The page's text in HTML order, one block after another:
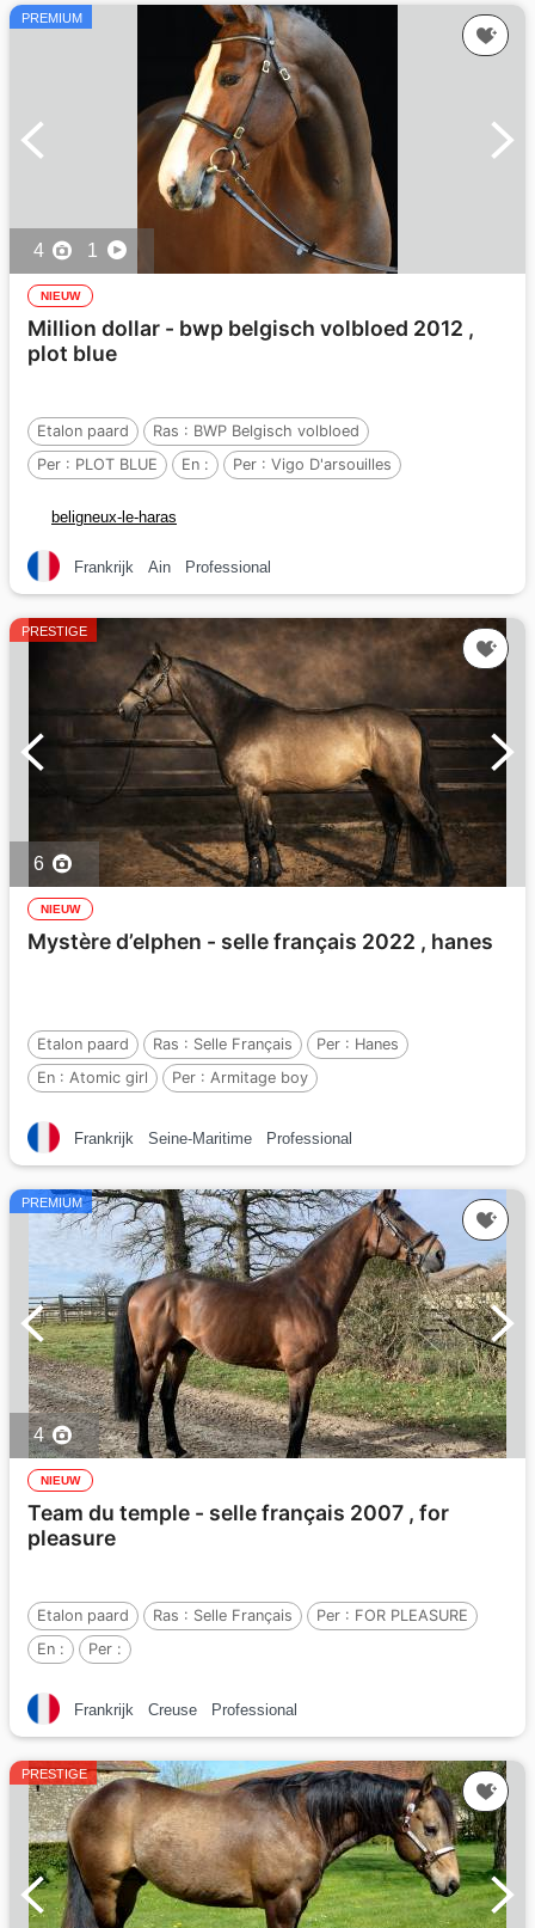
PREMIUM
4 1
NIEUW
Million dollar - bwp belgisch volbloed 2012 ,
plot blue
Etalon paard Ras : BWP Belgisch volbloed
Per : PLOT BLUE En : Per : Vigo D'arsouilles
beligneux-le-haras
Frankrijk Ain Professional
PRESTIGE
6
NIEUW
Mystère d’elphen - selle français 2022 , hanes
Etalon paard Ras : Selle Français Per : Hanes
En : Atomic girl Per : Armitage boy
Frankrijk Seine-Maritime Professional
PREMIUM
4
NIEUW
Team du temple - selle français 2007 , for
pleasure
Etalon paard Ras : Selle Français Per : FOR PLEASURE
En :
Per :
Frankrijk Creuse Professional
PRESTIGE